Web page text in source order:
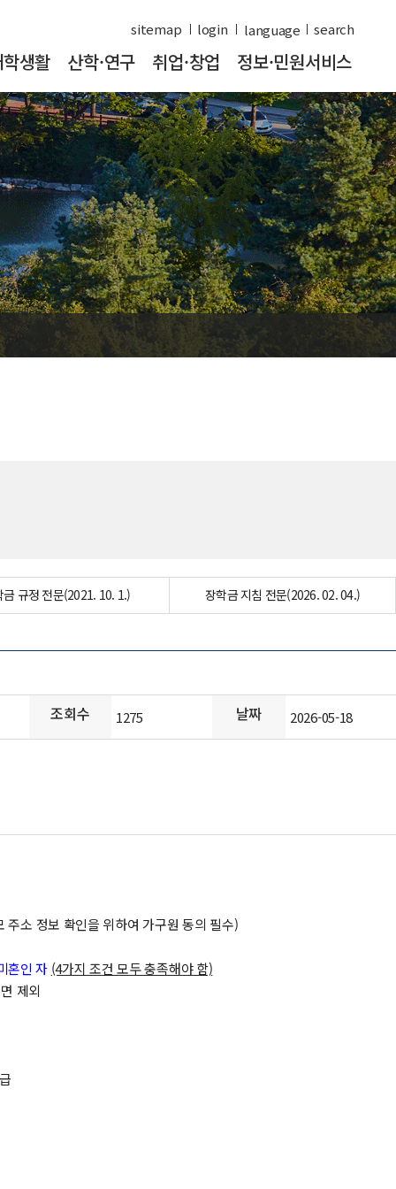
sitemap login search
생활 산학·연구 취업·창업 정보·민원서비스
금 규정 전문(2021. 10. 1.) 장학금 지침 전문(2026. 02. 04.)
조회수 1275 날짜 2026-05-18
소 정보 확인을 위하여 가구원 동의 필수)
혼인 자 (4가지 조건 모두 충족해야 함)
제외